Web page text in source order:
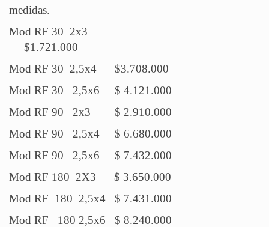
medidas.
Mod RF 30 2x3
$1.721.000
Mod RF 30 2,5x4 $3.708.000
Mod RF 30 2,5x6 $ 4.121.000
Mod RF 90 2x3 $ 2.910.000
Mod RF 90 2,5x4 $ 6.680.000
Mod RF 90 2,5x6 $ 7.432.000
Mod RF 180 2X3 $ 3.650.000
Mod RF 180 2,5x4 $ 7.431.000
Mod RF 180 2,5x6 $ 8.240.000